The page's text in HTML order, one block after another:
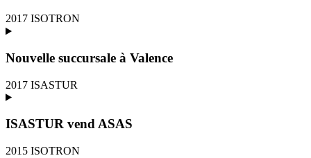
2017 ISOTRON
Nouvelle succursale à Valence
2017 ISASTUR
ISASTUR vend ASAS
2015 ISOTRON